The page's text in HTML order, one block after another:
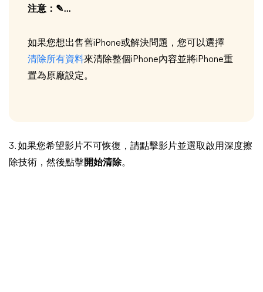
注意：✎...
如果您想出售舊iPhone或解決問題，您可以選擇
清除所有資料來清除整個iPhone內容並將iPhone重
置為原廠設定。
3. 如果您希望影片不可恢復，請點擊影片並選取啟用深度擦
除技術，然後點擊開始清除。